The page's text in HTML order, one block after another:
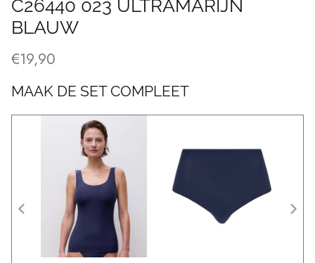
C26440 023 ULTRAMARIJN
BLAUW
€19,90
MAAK DE SET COMPLEET